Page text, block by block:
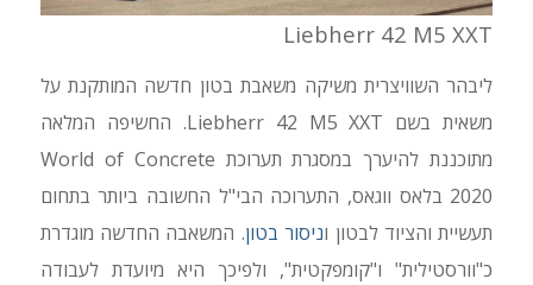
Liebherr 42 M5 XXT
ליבהר השוויצרית משיקה משאבת בטון חדשה המותקנת על
משאית בשם Liebherr 42 M5 XXT. החשיפה המלאה
מתוכננת להיערך במסגרת תערוכת World of Concrete
2020 בלאס ווגאס, התערוכה הבי"ל החשובה ביותר בתחום
תעשיית והציוד לבטון וניסור בטון. המשאבה החדשה מוגדרת
כ"וורסטילית" ו"קומפקטית", ולפיכך היא מיועדת לעבודה